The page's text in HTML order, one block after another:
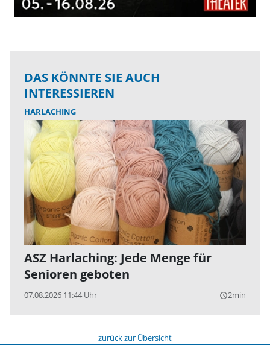
DAS KÖNNTE SIE AUCH
INTERESSIEREN
HARLACHING
ASZ Harlaching: Jede Menge für
Senioren geboten
07.08.2026 11:44 Uhr query_builder2min
zurück zur Übersicht